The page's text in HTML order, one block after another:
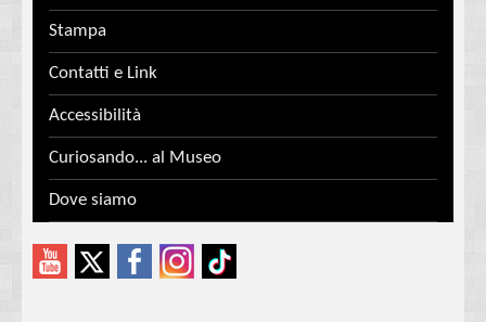
Stampa
Contatti e Link
Accessibilità
Curiosando... al Museo
Dove siamo